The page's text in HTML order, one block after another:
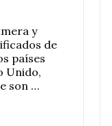
y
de
países
Unido,
son …